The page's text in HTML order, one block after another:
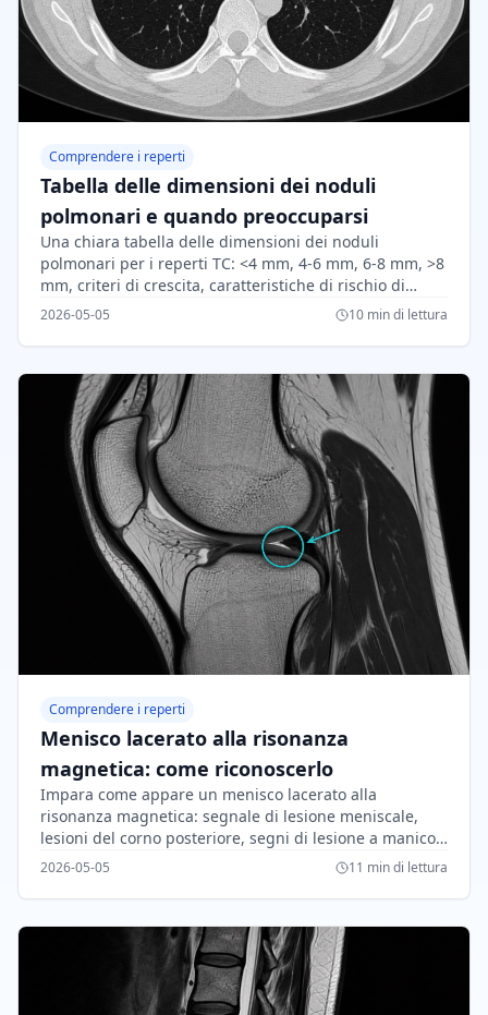
Comprendere i reperti
Tabella delle dimensioni dei noduli
polmonari e quando preoccuparsi
Una chiara tabella delle dimensioni dei noduli
polmonari per i reperti TC: <4 mm, 4-6 mm, 6-8 mm, >8
mm, criteri di crescita, caratteristiche di rischio di
cancro e follow-up di Fleischner.
2026-05-05 10 min di lettura
Comprendere i reperti
Menisco lacerato alla risonanza
magnetica: come riconoscerlo
Impara come appare un menisco lacerato alla
risonanza magnetica: segnale di lesione meniscale,
lesioni del corno posteriore, segni di lesione a manico
di secchio, classificazione e indizi di trattamento.
2026-05-05 11 min di lettura